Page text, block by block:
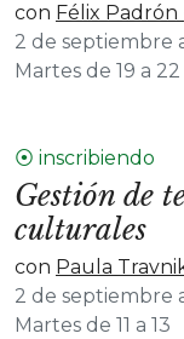
con Félix
2 de septiembre
Martes de 19 a 22
⦿ inscribiendo
Gestión de
culturales
con Paula
2 de septiembre
Martes de 11 a 13